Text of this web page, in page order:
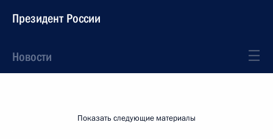
Президент России
Новости
Показать следующие материалы